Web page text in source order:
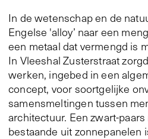
In de wetenschap en de
Engelse 'alloy’ naar een
een metaal dat vermengd is
In Vleeshal Zusterstraat
werken, ingebed in een
concept, voor soortgelijke
samensmeltingen tussen
architectuur. Een zwart-
bestaande uit zonnepanelen